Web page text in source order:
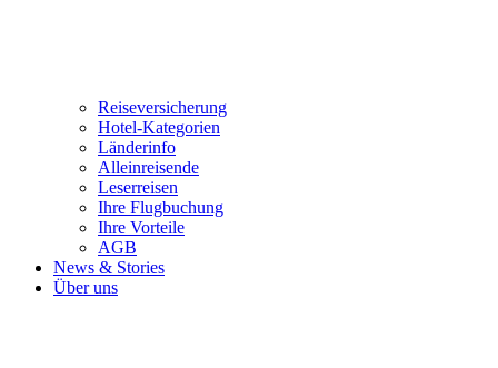
Reiseversicherung
Hotel-Kategorien
Länderinfo
Alleinreisende
Leserreisen
Ihre Flugbuchung
Ihre Vorteile
AGB
News & Stories
Über uns